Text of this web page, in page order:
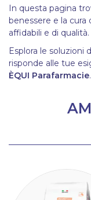
In questa pagina
benessere e la
affidabili e di qualità.
Esplora le soluzioni
risponde alle tue
ÈQUI Parafarmacie.